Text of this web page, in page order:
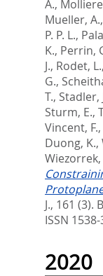
A.,
Mueller, A.,
P. P. L.,
K., Perrin,
J., Rodet, L.,
G.,
T., Stadler,
Sturm, E.,
Vincent, F.,
Duong, K.,
Wiezorrek,
J., 161 (3).
ISSN 1538-
2020